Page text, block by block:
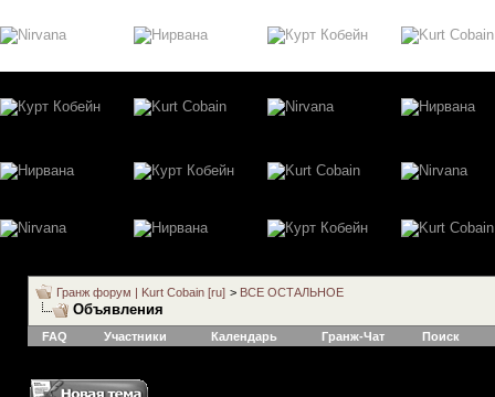
Гранж форум | Kurt Cobain [ru] > ВСЕ ОСТАЛЬНОЕ
Объявления
FAQ Участники Календарь Гранж-Чат Поиск